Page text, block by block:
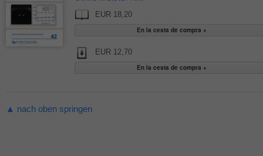
EUR 18,20
EUR 12,70
▲ nach oben springen